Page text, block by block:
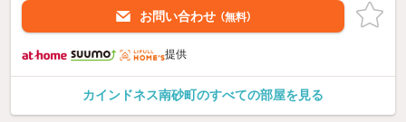
お問い合わせ （無料）
提供
カインドネス南砂町のすべての部屋を見る